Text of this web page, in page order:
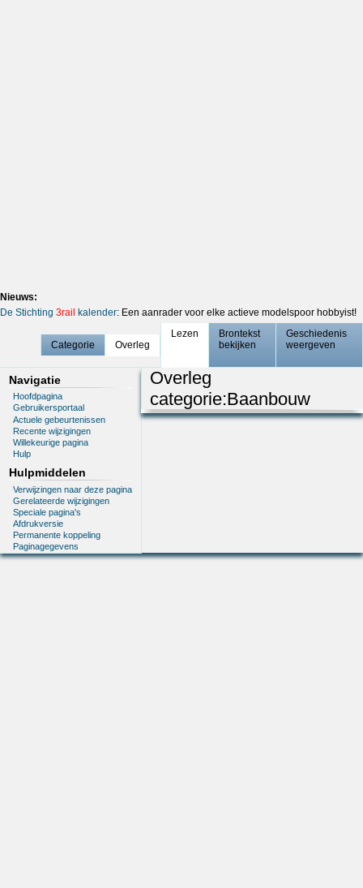
Nieuws:
De Stichting 3rail kalender: Een aanrader voor elke actieve modelspoor hobbyist!
Categorie Overleg
Lezen
Brontekst
bekijken
Geschiedenis
weergeven
Navigatie
Hoofdpagina
Gebruikersportaal
Actuele gebeurtenissen
Recente wijzigingen
Willekeurige pagina
Hulp
Hulpmiddelen
Verwijzingen naar deze pagina
Gerelateerde wijzigingen
Speciale pagina's
Afdrukversie
Permanente koppeling
Paginagegevens
Overleg
categorie:Baanbouw